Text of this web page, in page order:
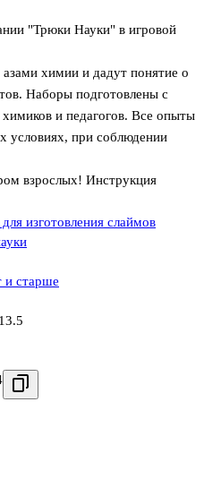
"Трюки Науки" в игровой
химии и дадут понятие о
Наборы подготовлены с
и педагогов. Все опыты
условиях, при соблюдении
взрослых! Инструкция
изготовления слаймов
и старше